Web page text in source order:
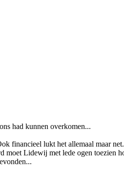
had kunnen overkomen...
financieel lukt het allemaal maar
Lidewij met lede ogen toezien